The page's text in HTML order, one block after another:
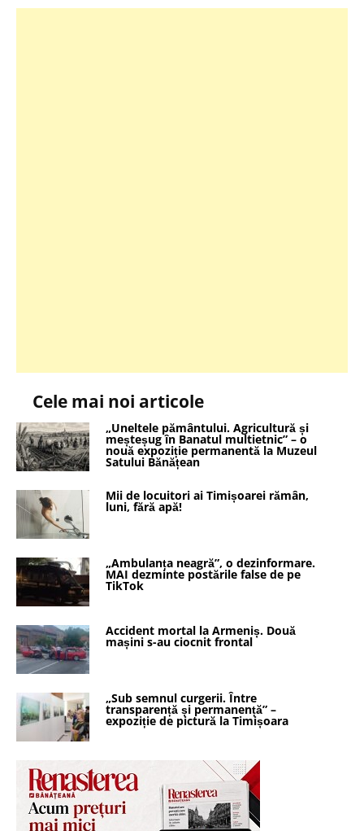
Cele mai noi articole
„Uneltele pământului. Agricultură și
meșteșug în Banatul multietnic” – o
nouă expoziție permanentă la Muzeul
Satului Bănățean
Mii de locuitori ai Timișoarei rămân,
luni, fără apă!
„Ambulanța neagră”, o dezinformare.
MAI dezminte postările false de pe
TikTok
Accident mortal la Armeniș. Două
mașini s-au ciocnit frontal
„Sub semnul curgerii. Între
transparență și permanență” –
expoziție de pictură la Timișoara